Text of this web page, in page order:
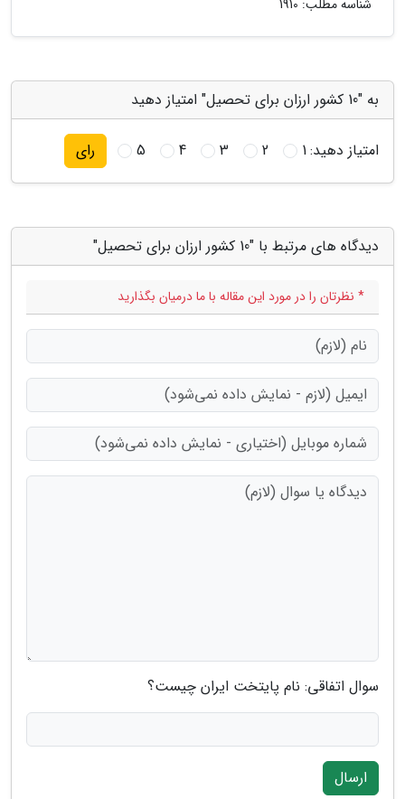
شناسه مطلب: 1910
به "10 کشور ارزان برای تحصیل" امتیاز دهید
امتیاز دهید:1
2
3
4
5 رای
دیدگاه های مرتبط با "10 کشور ارزان برای تحصیل"
* نظرتان را در مورد این مقاله با ما درمیان بگذارید
سوال اتفاقی: نام پایتخت ایران چیست؟
ارسال